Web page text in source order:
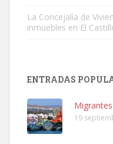
Leales.org » Gran Canaria
La Concejalía de
inmuebles en El
ENTRADAS
19